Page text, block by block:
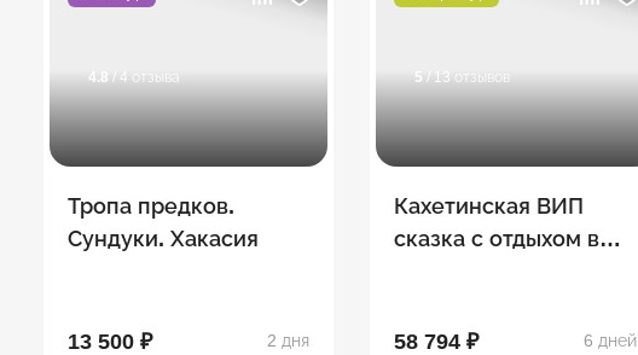
4.8 / 4 отзыва
Тропа предков.
Сундуки. Хакасия
13 500 ₽ 2 дня
5 / 13 отзывов
Кахетинская ВИП
сказка с отдыхом в
58 794 ₽
6 дней